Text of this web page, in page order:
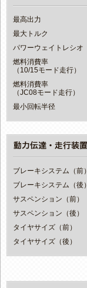
最高出力
最大トルク
パワーウェイトレシオ
燃料消費率
（10/15モード走行）
燃料消費率
（JC08モード走行）
最小回転半径
ブレーキシステム（前）
ブレーキシステム（後）
サスペンション（前）
サスペンション（後）
タイヤサイズ（前）
タイヤサイズ（後）